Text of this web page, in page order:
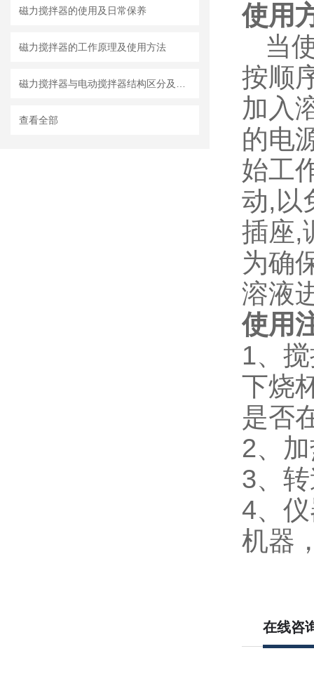
磁力搅拌器的使用及日常保养
磁力搅拌器的工作原理及使用方法
查看全部
使用
当
按顺
加入
的电
始工
动,以
插座,
为确
溶液
使用
1、
下烧
是否
2、
3、
4、
机器
在线咨